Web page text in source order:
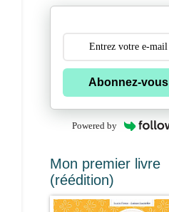
Abonnez-vous
Powered by
Mon premier livre
(réédition)